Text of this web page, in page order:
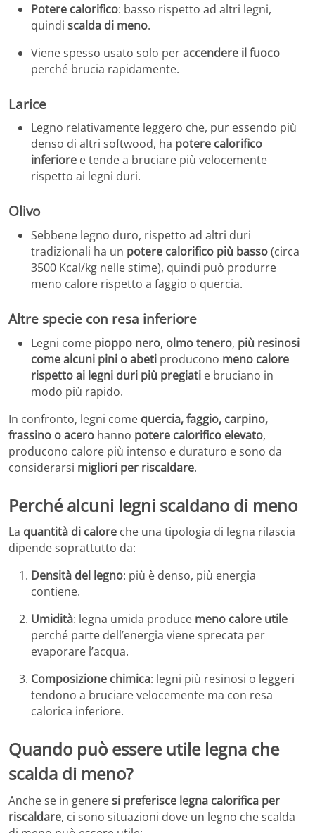
Potere calorifico: basso rispetto ad altri legni,
quindi scalda di meno.
Viene spesso usato solo peraccendere il fuoco
perché brucia rapidamente.
Larice
Legno relativamente leggero che, pur essendo più
denso di altri softwood, ha potere calorifico
inferiore e tende a bruciare più velocemente
rispetto ai legni duri.
Olivo
Sebbene legno duro, rispetto ad altri duri
tradizionali ha un potere calorifico più basso(circa
3500 Kcal/kg nelle stime), quindi può produrre
meno calore rispetto a faggio o quercia.
Altre specie con resa inferiore
Legni come pioppo nero, olmo tenero, più resinosi
come alcuni pini o abeti producono meno calore
rispetto ai legni duri più pregiati e bruciano in
modo più rapido.
In confronto, legni come quercia, faggio, carpino,
frassino o acero hanno potere calorifico elevato,
producono calore più intenso e duraturo e sono da
considerarsi migliori per riscaldare.
Perché alcuni legni scaldano di meno
La quantità di calore che una tipologia di legna rilascia
dipende soprattutto da:
Densità del legno: più è denso, più energia
contiene.
Umidità: legna umida produce meno calore utile
perché parte dell’energia viene sprecata per
evaporare l’acqua.
Composizione chimica: legni più resinosi o leggeri
tendono a bruciare velocemente ma con resa
calorica inferiore.
Quando può essere utile legna che
scalda di meno?
Anche se in generesi preferisce legna calorifica per
riscaldare, ci sono situazioni dove un legno che scalda